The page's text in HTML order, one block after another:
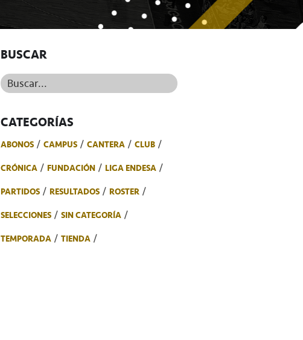
BUSCAR
Buscar...
CATEGORÍAS
ABONOS CAMPUS CANTERA
CLUB
CRÓNICA
FUNDACIÓN
LIGA ENDESA
PARTIDOS
RESULTADOS
ROSTER
SELECCIONES
SIN CATEGORÍA
TEMPORADA
TIENDA